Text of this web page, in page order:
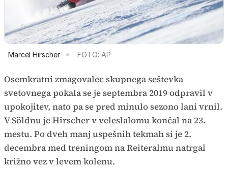
Marcel Hirscher FOTO: AP
Osemkratni zmagovalec skupnega seštevka
svetovnega pokala se je septembra 2019 odpravil v
upokojitev, nato pa se pred minulo sezono lani vrnil.
V Söldnu je Hirscher v veleslalomu končal na 23.
mestu. Po dveh manj uspešnih tekmah si je 2.
decembra med treningom na Reiteralmu natrgal
križno vez v levem kolenu.